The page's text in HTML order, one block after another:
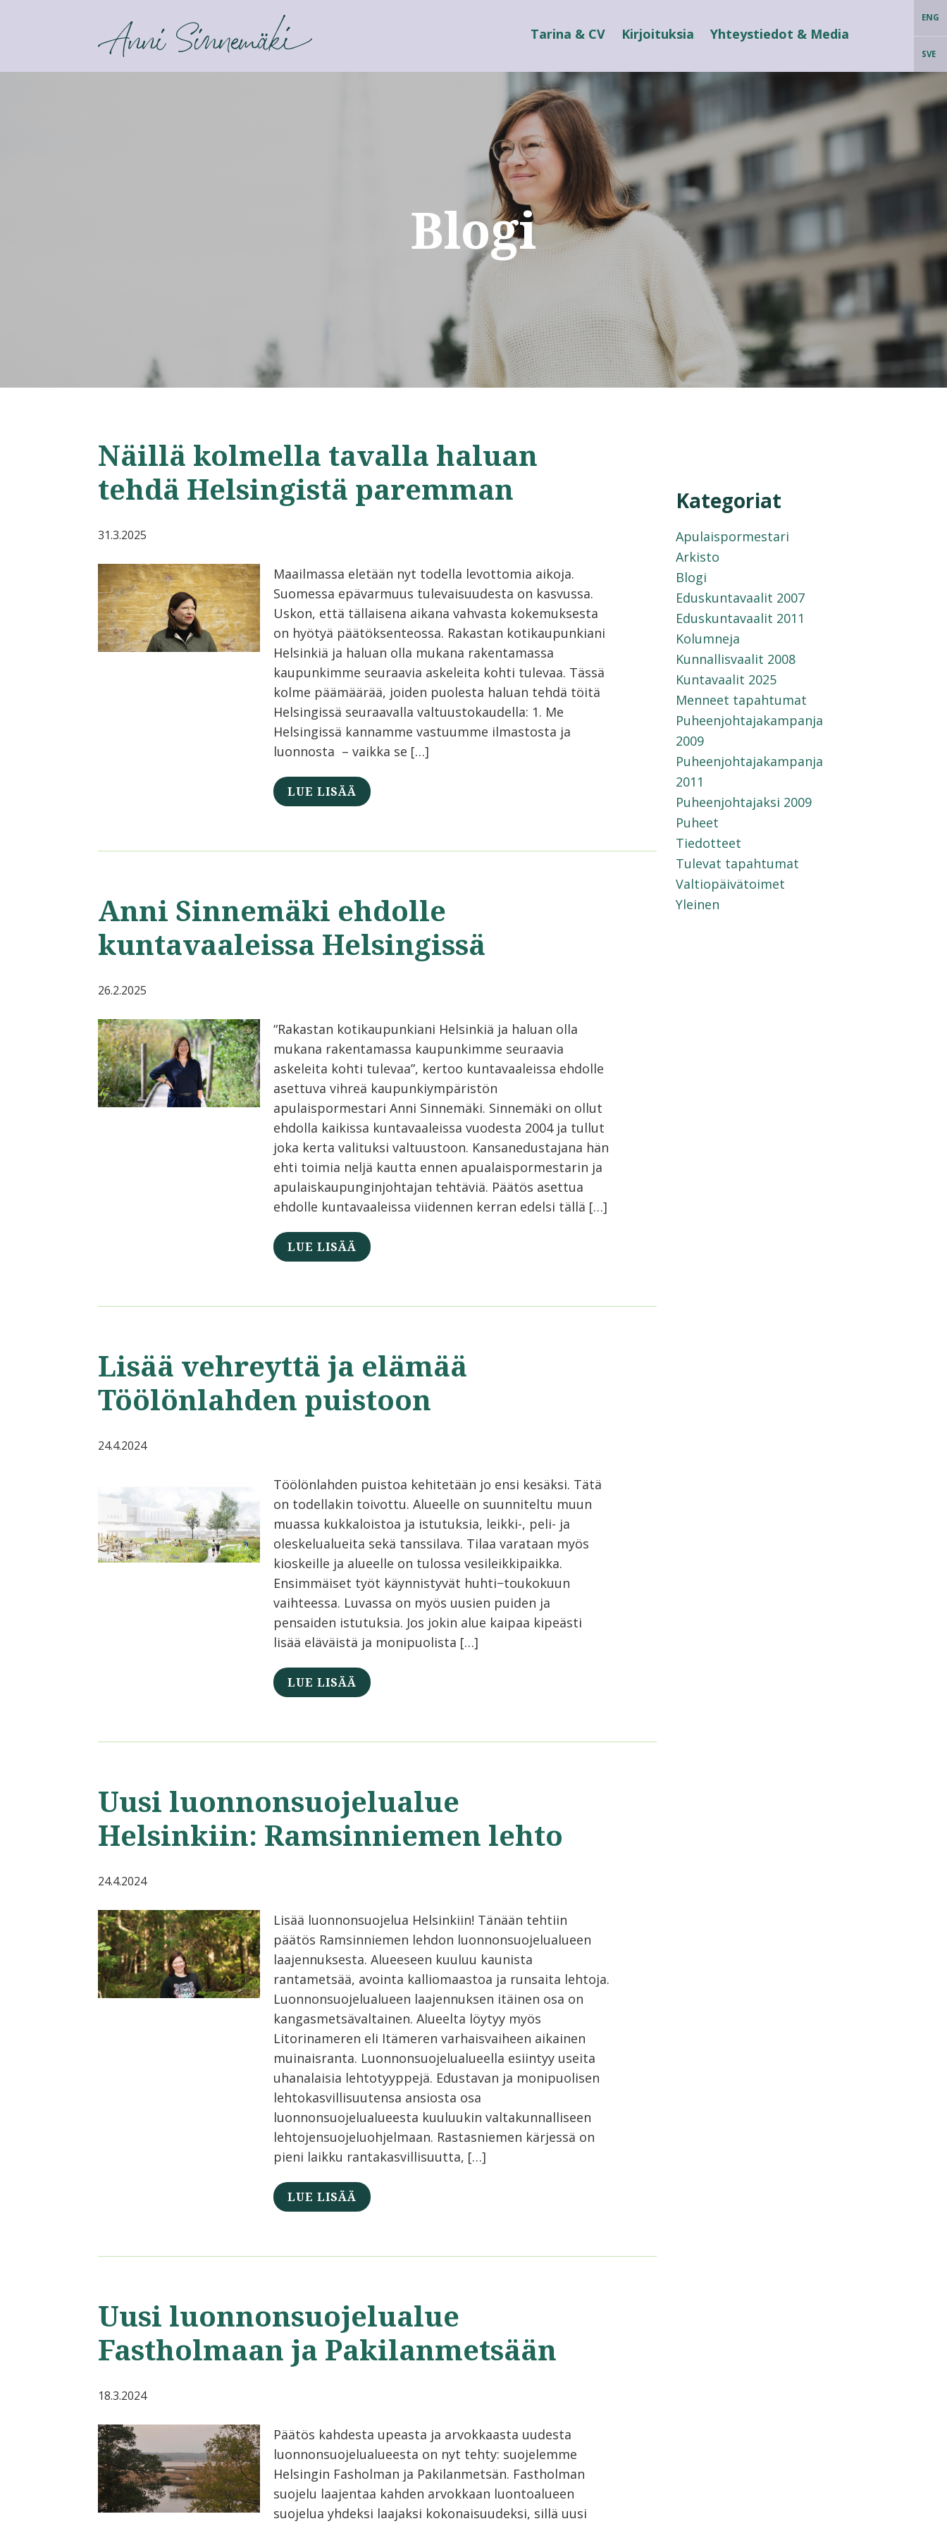
ANNI SINNEMÄKI ENG
SVE
Tarina & CV Kirjoituksia Yhteystiedot & Media
Blogi
Näillä kolmella tavalla haluan
tehdä Helsingistä paremman
31.3.2025
Maailmassa eletään nyt todella levottomia aikoja.
Suomessa epävarmuus tulevaisuudesta on kasvussa.
Uskon, että tällaisena aikana vahvasta kokemuksesta
on hyötyä päätöksenteossa. Rakastan kotikaupunkiani
Helsinkiä ja haluan olla mukana rakentamassa
kaupunkimme seuraavia askeleita kohti tulevaa. Tässä
kolme päämäärää, joiden puolesta haluan tehdä töitä
Helsingissä seuraavalla valtuustokaudella: 1. Me
Helsingissä kannamme vastuumme ilmastosta ja
luonnosta – vaikka se […]
LUE LISÄÄ
Anni Sinnemäki ehdolle
kuntavaaleissa Helsingissä
26.2.2025
“Rakastan kotikaupunkiani Helsinkiä ja haluan olla
mukana rakentamassa kaupunkimme seuraavia
askeleita kohti tulevaa”, kertoo kuntavaaleissa ehdolle
asettuva vihreä kaupunkiympäristön
apulaispormestari Anni Sinnemäki. Sinnemäki on ollut
ehdolla kaikissa kuntavaaleissa vuodesta 2004 ja tullut
joka kerta valituksi valtuustoon. Kansanedustajana hän
ehti toimia neljä kautta ennen apualaispormestarin ja
apulaiskaupunginjohtajan tehtäviä. Päätös asettua
ehdolle kuntavaaleissa viidennen kerran edelsi tällä […]
LUE LISÄÄ
Lisää vehreyttä ja elämää
Töölönlahden puistoon
24.4.2024
Töölönlahden puistoa kehitetään jo ensi kesäksi. Tätä
on todellakin toivottu. Alueelle on suunniteltu muun
muassa kukkaloistoa ja istutuksia, leikki-, peli- ja
oleskelualueita sekä tanssilava. Tilaa varataan myös
kioskeille ja alueelle on tulossa vesileikkipaikka.
Ensimmäiset työt käynnistyvät huhti−toukokuun
vaihteessa. Luvassa on myös uusien puiden ja
pensaiden istutuksia. Jos jokin alue kaipaa kipeästi
lisää eläväistä ja monipuolista […]
LUE LISÄÄ
Uusi luonnonsuojelualue
Helsinkiin: Ramsinniemen lehto
24.4.2024
Lisää luonnonsuojelua Helsinkiin! Tänään tehtiin
päätös Ramsinniemen lehdon luonnonsuojelualueen
laajennuksesta. Alueeseen kuuluu kaunista
rantametsää, avointa kalliomaastoa ja runsaita lehtoja.
Luonnonsuojelualueen laajennuksen itäinen osa on
kangasmetsävaltainen. Alueelta löytyy myös
Litorinameren eli Itämeren varhaisvaiheen aikainen
muinaisranta. Luonnonsuojelualueella esiintyy useita
uhanalaisia lehtotyyppejä. Edustavan ja monipuolisen
lehtokasvillisuutensa ansiosta osa
luonnonsuojelualueesta kuuluukin valtakunnalliseen
lehtojensuojeluohjelmaan. Rastasniemen kärjessä on
pieni laikku rantakasvillisuutta, […]
LUE LISÄÄ
Uusi luonnonsuojelualue
Fastholmaan ja Pakilanmetsään
18.3.2024
Päätös kahdesta upeasta ja arvokkaasta uudesta
luonnonsuojelualueesta on nyt tehty: suojelemme
Helsingin Fasholman ja Pakilanmetsän. Fastholman
suojelu laajentaa kahden arvokkaan luontoalueen
suojelua yhdeksi laajaksi kokonaisuudeksi, sillä uusi
Kategoriat
Apulaispormestari
Arkisto
Blogi
Eduskuntavaalit 2007
Eduskuntavaalit 2011
Kolumneja
Kunnallisvaalit 2008
Kuntavaalit 2025
Menneet tapahtumat
Puheenjohtajakampanja
2009
Puheenjohtajakampanja
2011
Puheenjohtajaksi 2009
Puheet
Tiedotteet
Tulevat tapahtumat
Valtiopäivätoimet
Yleinen